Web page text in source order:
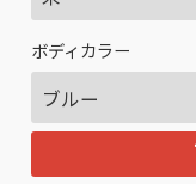
ボディカラー